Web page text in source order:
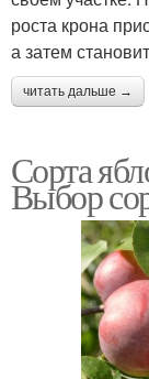
роста крона
а затем
читать дальше →
Сорта
Выбор